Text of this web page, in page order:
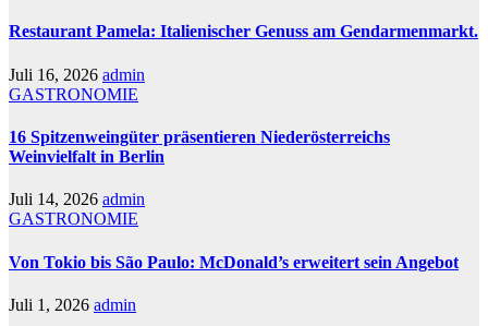
Restaurant Pamela: Italienischer Genuss am Gendarmenmarkt.
Juli 16, 2026 admin
GASTRONOMIE
16 Spitzenweingüter präsentieren Niederösterreichs
Weinvielfalt in Berlin
Juli 14, 2026 admin
GASTRONOMIE
Von Tokio bis São Paulo: McDonald’s erweitert sein Angebot
Juli 1, 2026 admin